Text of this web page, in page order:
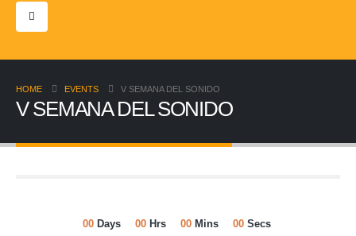
HOME EVENTS V SEMANA DEL SONIDO
V SEMANA DEL SONIDO
00 Days 00 Hrs 00 Mins 00 Secs